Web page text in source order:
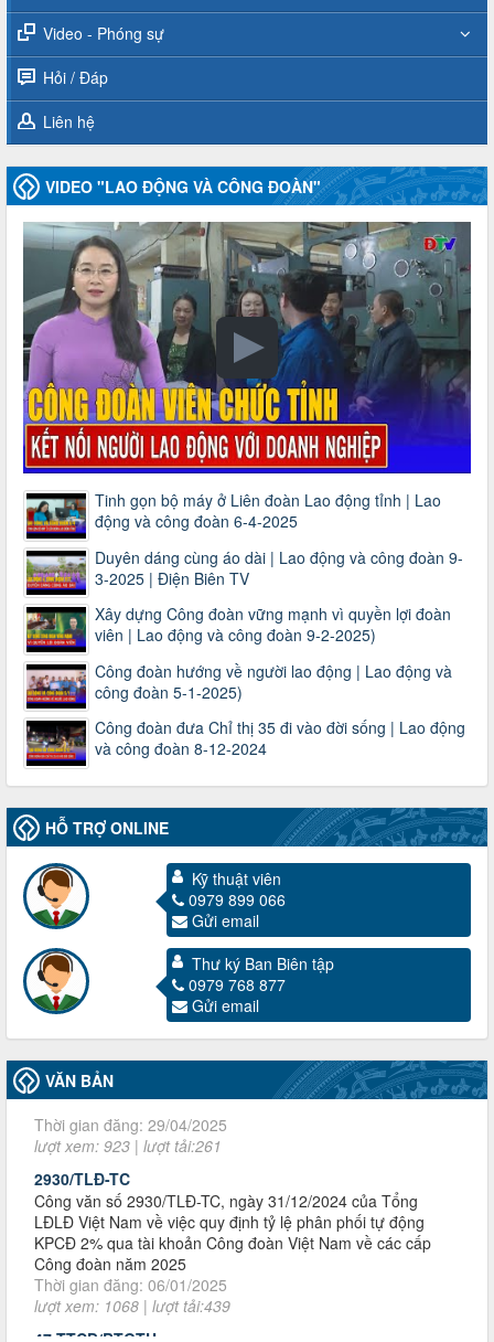
Video - Phóng sự
Hỏi / Đáp
Liên hệ
VIDEO "LAO ĐỘNG VÀ CÔNG ĐOÀN"
Tinh gọn bộ máy ở Liên đoàn Lao động tỉnh | Lao
động và công đoàn 6-4-2025
Duyên dáng cùng áo dài | Lao động và công đoàn 9-
3-2025 | Điện Biên TV
Xây dựng Công đoàn vững mạnh vì quyền lợi đoàn
viên | Lao động và công đoàn 9-2-2025)
Công đoàn hướng về người lao động | Lao động và
công đoàn 5-1-2025)
Công đoàn đưa Chỉ thị 35 đi vào đời sống | Lao động
và công đoàn 8-12-2024
HỖ TRỢ ONLINE
Kỹ thuật viên
0979 899 066
Gửi email
Thư ký Ban Biên tập
0979 768 877
Gửi email
VĂN BẢN
3716/TLD-TC
Công văn hướng dẫn công tác quả lý tài chính, tài sản công
đoàn khi đơn vị sát nhập, chấm dứt hoạt động
Thời gian đăng: 13/04/2025
60/TB-LĐLĐ
Thông báo công khai dự toán thu, chi tài chính công đoàn
LĐLĐ tỉnh Điện Biên năm 2025
Thời gian đăng: 28/04/2025
lượt xem: 826 | lượt tải:287
485/QĐ-LĐLĐ
Quyết định về việc công bố công khai quyết toán ngân sách
nhà nước năm 2024
Thời gian đăng: 29/04/2025
2930/TLĐ-TC
Công văn số 2930/TLĐ-TC, ngày 31/12/2024 của Tổng
LĐLĐ Việt Nam về việc quy định tỷ lệ phân phối tự động
KPCĐ 2% qua tài khoản Công đoàn Việt Nam về các cấp
Công đoàn năm 2025
Thời gian đăng: 06/01/2025
lượt xem: 1068 | lượt tải:439
47-TTCĐ/BTGTU
Thông tin chuyên đề: Một số nôi dung về sắp xếp tổ chức bộ
máy của hệ thống chính trị tinh gọn, hoạt động hiệu lực, hiệu
quả
Thời gian đăng: 25/12/2024
lượt xem: 1228 | lượt tải:342